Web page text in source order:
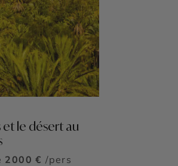
et le désert au
2000 € /pers